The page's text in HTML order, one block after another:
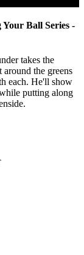
Ball Series -
takes the
the greens
each. He'll show
putting along